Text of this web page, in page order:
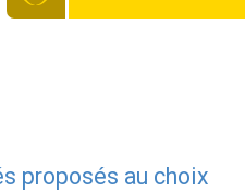
proposés au choix